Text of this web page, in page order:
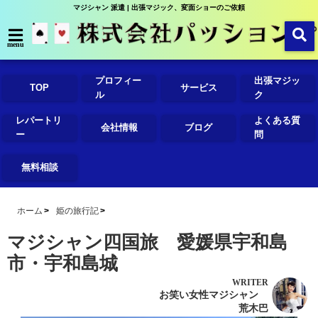
マジシャン 派遣 | 出張マジック、変面ショーのご依頼
menu
TOP
プロフィー
ル
サービス
出張マジッ
ク
レパートリ
ー
会社情報 ブログ
よくある質
問
無料相談
ホーム 姫の旅行記
マジシャン四国旅 愛媛県宇和島
市・宇和島城
WRITER
お笑い女性マジシャン
荒木巴